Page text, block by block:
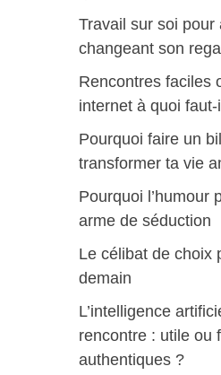
Travail sur soi pour
changeant son
Rencontres faciles
internet à quoi
Pourquoi faire un
transformer ta vie
Pourquoi l’humour
arme de séduction
Le célibat de choix
demain
L’intelligence
rencontre : utile ou
authentiques ?